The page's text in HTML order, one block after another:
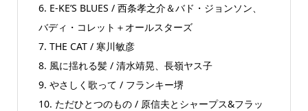
6. E-KE’S BLUES / 西条孝之介＆バド・ジョンソン、
バディ・コレット＋オールスターズ
7. THE CAT / 寒川敏彦
8. 風に揺れる髪 / 清水靖晃、長嶺ヤス子
9. やさしく歌って / フランキー堺
10. ただひとつのもの / 原信夫とシャープス&フラッ